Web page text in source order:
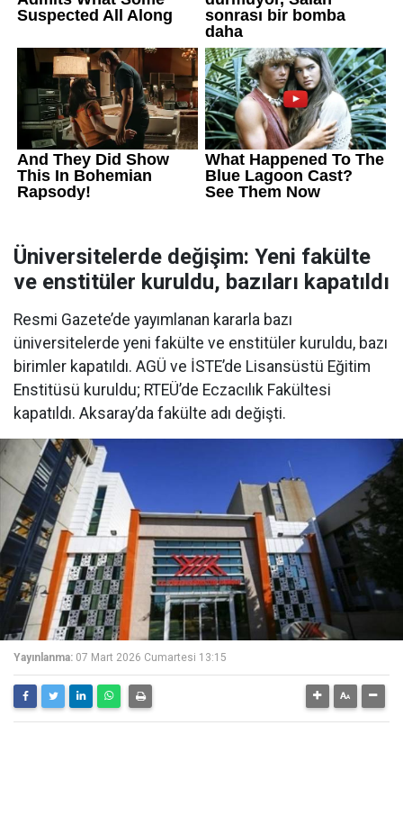
Üniversitelerde değişim: Yeni fakülte
ve enstitüler kuruldu, bazıları kapatıldı
Resmi Gazete’de yayımlanan kararla bazı
üniversitelerde yeni fakülte ve enstitüler kuruldu, bazı
birimler kapatıldı. AGÜ ve İSTE’de Lisansüstü Eğitim
Enstitüsü kuruldu; RTEÜ’de Eczacılık Fakültesi
kapatıldı. Aksaray’da fakülte adı değişti.
Yayınlanma: 07 Mart 2026 Cumartesi 13:15